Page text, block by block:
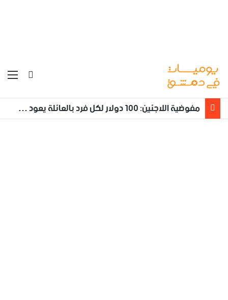
بحث عن
مفوضية اللاجئين: 100 دولار لكل فرد بالعائلة يعود طوعا من لبنان إلى سوريا مع تأمين نقله